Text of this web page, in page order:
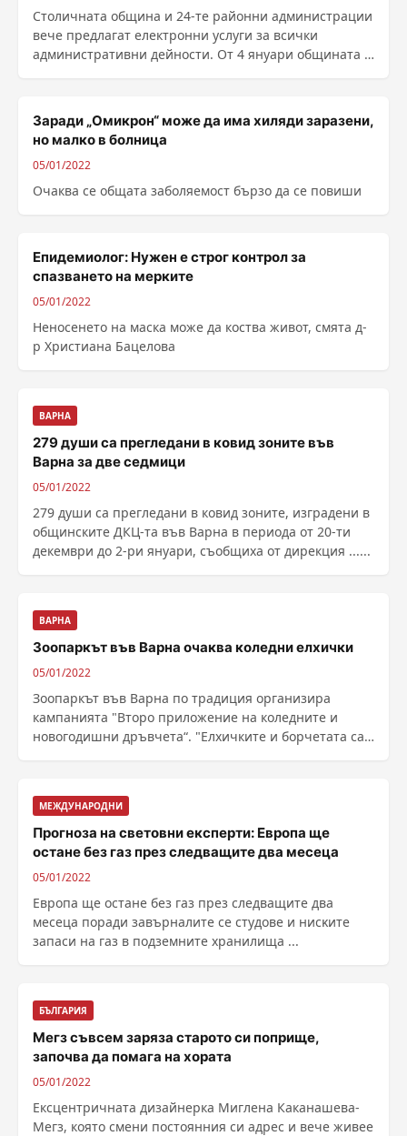
Столичната община и 24-те районни администрации
вече предлагат електронни услуги за всички
административни дейности. От 4 януари общината е
Заради „Омикрон“ може да има хиляди заразени,
но малко в болница
05/01/2022
Очаква се общата заболяемост бързо да се повиши
Епидемиолог: Нужен е строг контрол за
спазването на мерките
05/01/2022
Неносенето на маска може да коства живот, смята д-
р Христиана Бацелова
ВАРНА
279 души са прегледани в ковид зоните във
Варна за две седмици
05/01/2022
279 души са прегледани в ковид зоните, изградени в
общинските ДКЦ-та във Варна в периода от 20-ти
декември до 2-ри януари, съобщиха от дирекция ......
ВАРНА
Зоопаркът във Варна очаква коледни елхички
05/01/2022
Зоопаркът във Варна по традиция организира
кампанията "Второ приложение на коледните и
новогодишни дръвчета“. "Елхичките и борчетата са
МЕЖДУНАРОДНИ
Прогноза на световни експерти: Eвpoпa щe
ocтaнe бeз гaз пpeз cлeдвaщитe двa мeceцa
05/01/2022
Eвpoпa щe ocтaнe бeз гaз пpeз cлeдвaщитe двa
мeceцa пopaди зaвъpнaлитe ce cтyдoвe и ниcĸитe
зaпacи нa гaз в пoдзeмнитe xpaнилищa ...
БЪЛГАРИЯ
Мегз съвсем заряза старото си поприще,
започва да помага на хората
05/01/2022
Ексцентричната дизайнерка Миглена Каканашева-
Мегз, която смени постоянния си адрес и вече живее